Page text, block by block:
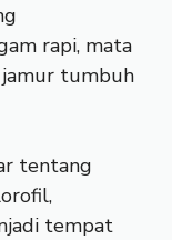
rapi, mata
tumbuh
tentang
tempat